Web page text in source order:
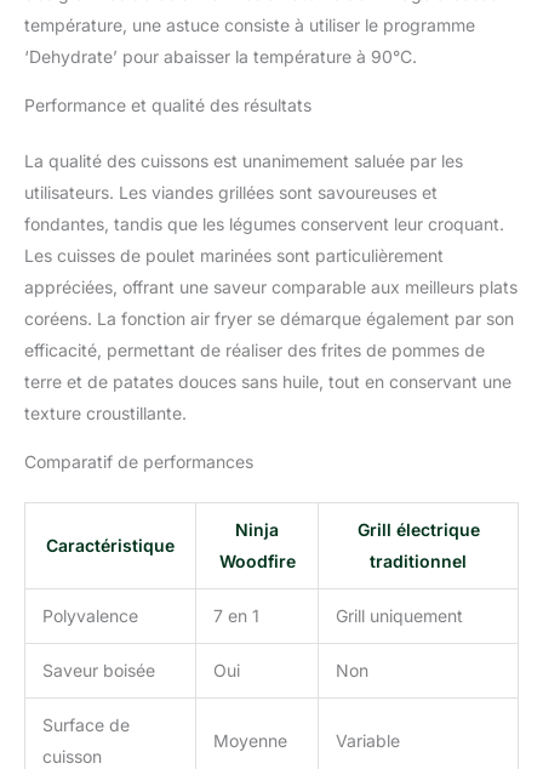
température, une astuce consiste à utiliser le programme
‘Dehydrate’ pour abaisser la température à 90°C.
Performance et qualité des résultats
La qualité des cuissons est unanimement saluée par les
utilisateurs. Les viandes grillées sont savoureuses et
fondantes, tandis que les légumes conservent leur croquant.
Les cuisses de poulet marinées sont particulièrement
appréciées, offrant une saveur comparable aux meilleurs plats
coréens. La fonction air fryer se démarque également par son
efficacité, permettant de réaliser des frites de pommes de
terre et de patates douces sans huile, tout en conservant une
texture croustillante.
Comparatif de performances
Caractéristique
Ninja
Woodfire
Grill électrique
traditionnel
Polyvalence 7 en 1 Grill uniquement
Saveur boisée Oui Non
Surface de
cuisson
Moyenne Variable